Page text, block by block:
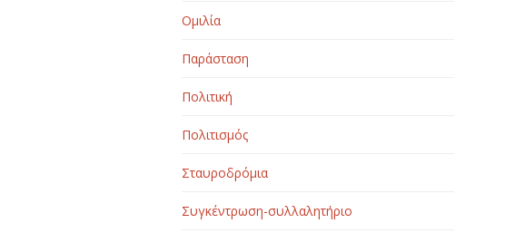
Ομιλία
Παράσταση
Πολιτική
Πολιτισμός
Σταυροδρόμια
Συγκέντρωση-συλλαλητήριο